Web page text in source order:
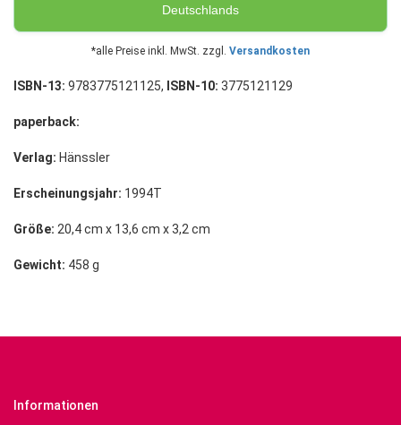
Deutschlands
*alle Preise inkl. MwSt. zzgl. Versandkosten
ISBN-13: 9783775121125, ISBN-10: 3775121129
paperback:
Verlag: Hänssler
Erscheinungsjahr: 1994T
Größe: 20,4 cm x 13,6 cm x 3,2 cm
Gewicht: 458 g
Informationen